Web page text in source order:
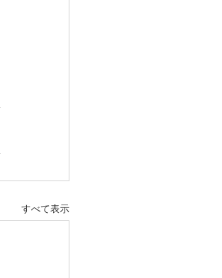
すべて表示